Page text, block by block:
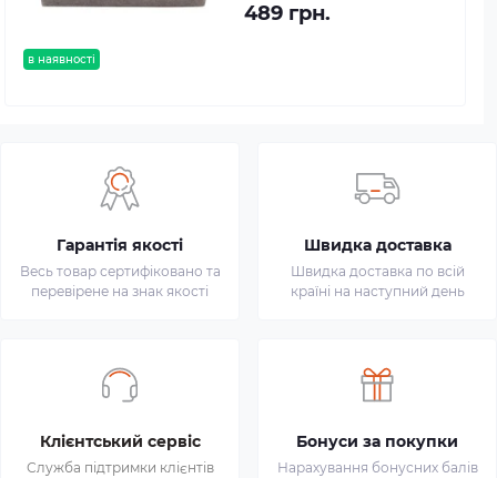
в наявності
489 грн.
Гарантія якості
Весь товар сертифіковано та
перевірене на знак якості
Швидка доставка
Швидка доставка по всій
країні на наступний день
Клієнтський сервіс
Служба підтримки клієнтів
Бонуси за покупки
Нарахування бонусних балів